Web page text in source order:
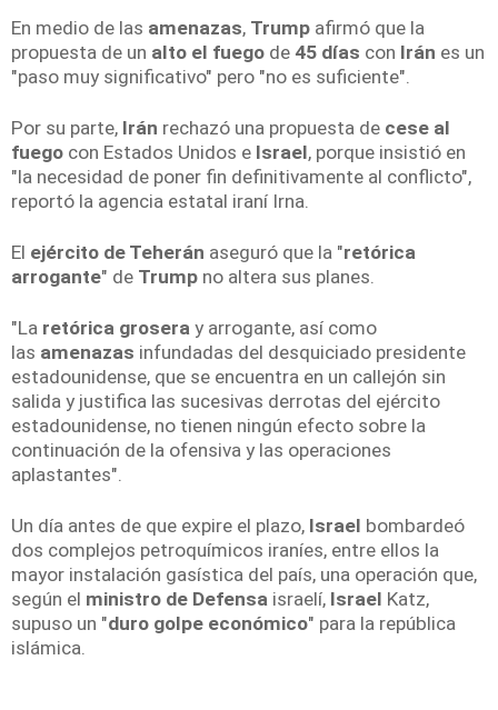
En medio de las amenazas, Trump afirmó que la
propuesta de un alto el fuego de 45 días con Irán es un
"paso muy significativo" pero "no es suficiente".
Por su parte, Irán rechazó una propuesta de cese al
fuego con Estados Unidos e Israel, porque insistió en
"la necesidad de poner fin definitivamente al conflicto",
reportó la agencia estatal iraní Irna.
El ejército de Teherán aseguró que la "retórica
arrogante" de Trump no altera sus planes.
"La retórica grosera y arrogante, así como
las amenazas infundadas del desquiciado presidente
estadounidense, que se encuentra en un callejón sin
salida y justifica las sucesivas derrotas del ejército
estadounidense, no tienen ningún efecto sobre la
continuación de la ofensiva y las operaciones
aplastantes".
Un día antes de que expire el plazo, Israel bombardeó
dos complejos petroquímicos iraníes, entre ellos la
mayor instalación gasística del país, una operación que,
según el ministro de Defensa israelí, Israel Katz,
supuso un "duro golpe económico" para la república
islámica.